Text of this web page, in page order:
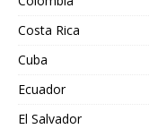
Costa Rica
Cuba
Ecuador
El Salvador